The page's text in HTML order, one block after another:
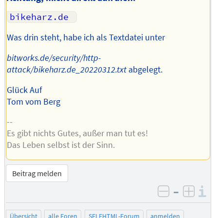
Was drin steht, habe ich als Textdatei unter
bitworks.de/security/http-
attack/bikeharz.de_20220312.txt abgelegt.
Glück Auf
Tom vom Berg
--
Es gibt nichts Gutes, außer man tut es!
Das Leben selbst ist der Sinn.
Beitrag melden
negativ
–
Übersicht alle Foren SELFHTML-Forum anmelden